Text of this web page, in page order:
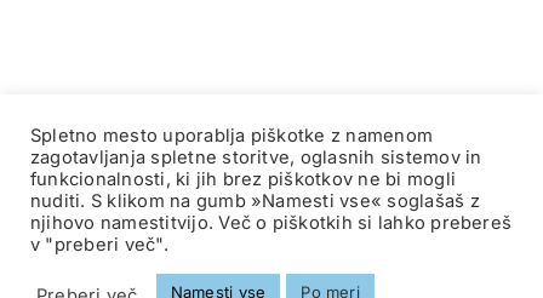
Copyright 2012 - 2025 |Avada Website BuilderbyAvada|
All Rights Reserved | Powered by
FacebookTwitterInstagramPinterest
Spletno mesto uporablja piškotke z namenom
zagotavljanja spletne storitve, oglasnih sistemov in
funkcionalnosti, ki jih brez piškotkov ne bi mogli
nuditi. S klikom na gumb »Namesti vse« soglašaš z
njihovo namestitvijo. Več o piškotkih si lahko prebereš
v "preberi več".
Namesti vse Po meri